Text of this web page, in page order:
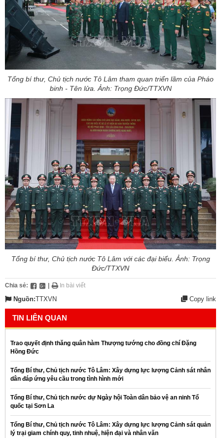
Tổng bí thư, Chủ tịch nước Tô Lâm tham quan triển lãm của Pháo
binh - Tên lửa. Ảnh: Trọng Đức/TTXVN
Tổng bí thư, Chủ tịch nước Tô Lâm với các đại biểu. Ảnh: Trọng
Đức/TTXVN
Chia sẻ: | In bài viết
Nguồn:TTXVN Copy link
TIN LIÊN QUAN
Trao quyết định thăng quân hàm Thượng tướng cho đồng chí Đặng
Hồng Đức
Tổng Bí thư, Chủ tịch nước Tô Lâm: Xây dựng lực lượng Cảnh sát nhân
dân đáp ứng yêu cầu trong tình hình mới
Tổng Bí thư, Chủ tịch nước dự Ngày hội Toàn dân bảo vệ an ninh Tổ
quốc tại Sơn La
Tổng Bí thư, Chủ tịch nước Tô Lâm: Xây dựng lực lượng Cảnh sát quản
lý trại giam chính quy, tinh nhuệ, hiện đại và nhân văn